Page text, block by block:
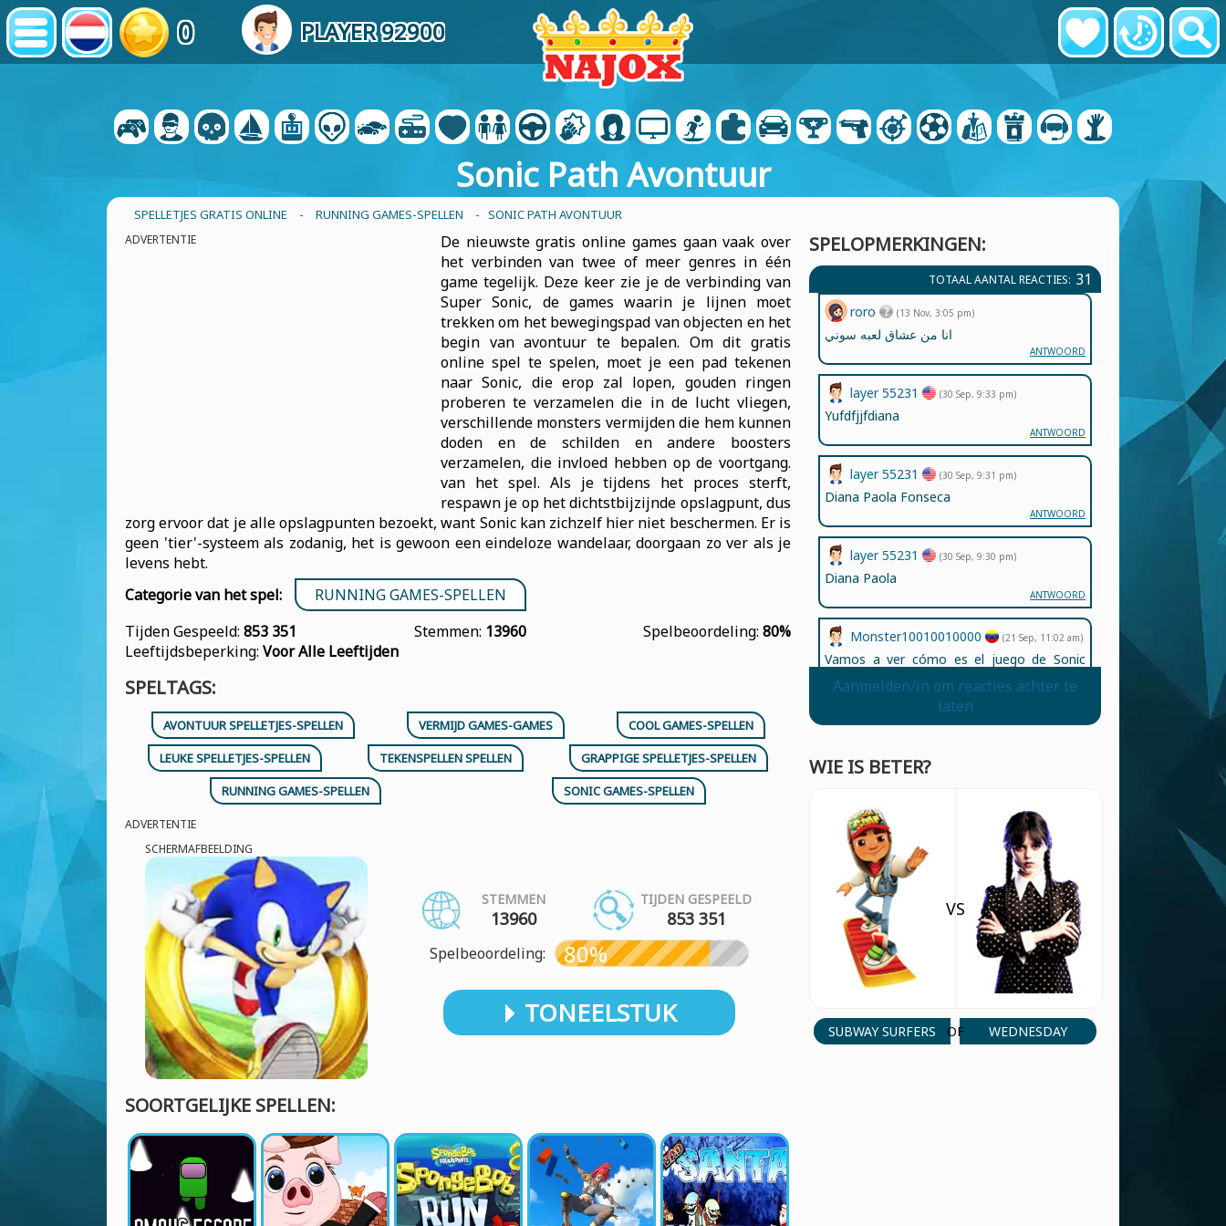
0 PLAYER 92900
Sonic Path Avontuur
SPELLETJES GRATIS ONLINE - RUNNING GAMES-SPELLEN - SONIC PATH AVONTUUR
ADVERTENTIE
De nieuwste gratis online games gaan vaak over
het verbinden van twee of meer genres in één
game tegelijk. Deze keer zie je de verbinding van
Super Sonic, de games waarin je lijnen moet
trekken om het bewegingspad van objecten en het
begin van avontuur te bepalen. Om dit gratis
online spel te spelen, moet je een pad tekenen
naar Sonic, die erop zal lopen, gouden ringen
proberen te verzamelen die in de lucht vliegen,
verschillende monsters vermijden die hem kunnen
doden en de schilden en andere boosters
verzamelen, die invloed hebben op de voortgang.
van het spel. Als je tijdens het proces sterft,
respawn je op het dichtstbijzijnde opslagpunt, dus
zorg ervoor dat je alle opslagpunten bezoekt, want Sonic kan zichzelf hier niet beschermen. Er is
geen 'tier'-systeem als zodanig, het is gewoon een eindeloze wandelaar, doorgaan zo ver als je
levens hebt.
Categorie van het spel:
RUNNING GAMES-SPELLEN
Tijden Gespeeld: 853 351 Stemmen: 13960 Spelbeoordeling: 80%
Leeftijdsbeperking: Voor Alle Leeftijden
SPELTAGS:
AVONTUUR SPELLETJES-SPELLEN VERMIJD GAMES-GAMES
COOL GAMES-SPELLEN
LEUKE SPELLETJES-SPELLEN
TEKENSPELLEN SPELLEN
GRAPPIGE SPELLETJES-SPELLEN
RUNNING GAMES-SPELLEN
SONIC GAMES-SPELLEN
ADVERTENTIE
SCHERMAFBEELDING
STEMMEN
13960
TIJDEN GESPEELD
853 351
Spelbeoordeling: 80%
TONEELSTUK
SOORTGELIJKE SPELLEN:
SPELOPMERKINGEN:
TOTAAL AANTAL REACTIES: 31
Ilyas khmis (28 Jul, 3:54 pm)
ANTWOORD
Ilyas khmis (28 Jul, 3:55 pm)
Free fire
ANTWOORD
Aeman
5123
ANTWOORD
512
Monster10010010000 (21 Sep, 11:02 am)
Vamos a ver cómo es el juego de Sonic
boom vamos a ver cómo es este juego
ANTWOORD
layer 55231 (30 Sep, 9:30 pm)
Diana Paola
ANTWOORD
layer 55231 (30 Sep, 9:31 pm)
Diana Paola Fonseca
ANTWOORD
layer 55231 (30 Sep, 9:33 pm)
Yufdfjjfdiana
ANTWOORD
roro (13 Nov, 3:05 pm)
انا من عشاق لعبه سوني
ANTWOORD
Aanmelden/in om reacties achter te
laten
WIE IS BETER?
SUBWAY SURFERS
VS
OF WEDNESDAY